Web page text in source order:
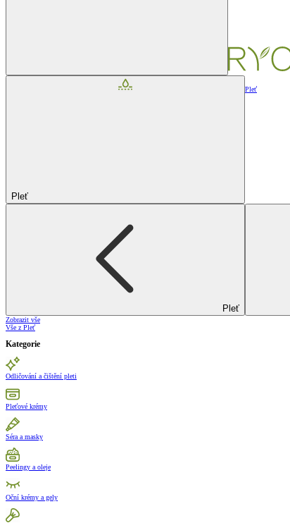
Pleť
Pleť
Pleť
Zobrazit vše
Vše z Pleť
Kategorie
Odličování a čištění pleti
Pleťové krémy
Séra a masky
Peelingy a oleje
Oční krémy a gely